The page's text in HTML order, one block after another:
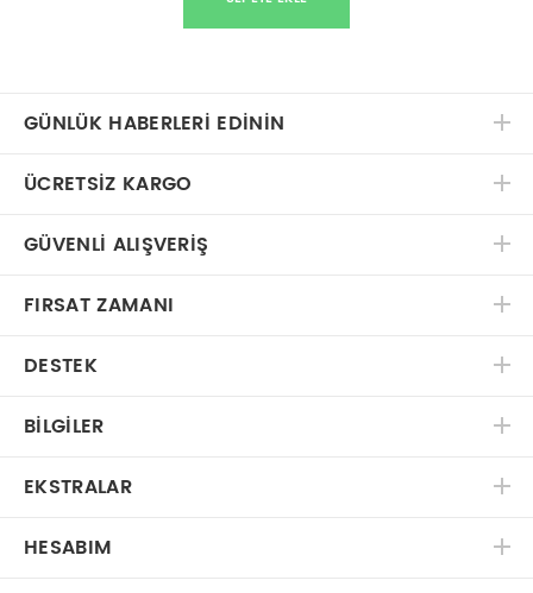
GÜNLÜK HABERLERİ EDİNİN
ÜCRETSIZ KARGO
GÜVENLI ALIŞVERIŞ
FIRSAT ZAMANI
DESTEK
BILGILER
EKSTRALAR
HESABIM